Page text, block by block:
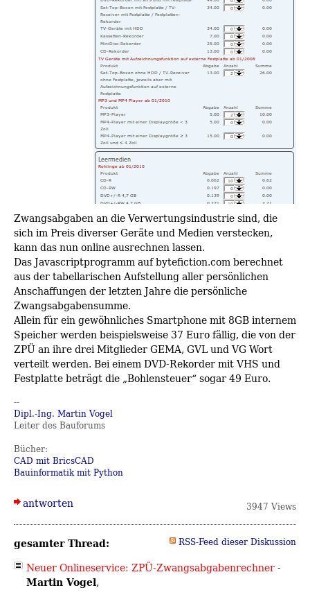
Zwangsabgaben an die Verwertungsindustrie sind, die
sich im Preis diverser Geräte und Medien verstecken,
kann das nun online ausrechnen lassen.
Das Javascriptprogramm auf bytefiction.com berechnet
aus der tabellarischen Aufstellung aller persönlichen
Anschaffungen der letzten Jahre die persönliche
Zwangsabgabensumme.
Allein für ein gewöhnliches Smartphone mit 8GB internem
Speicher werden beispielsweise 37 Euro fällig, die von der
ZPÜ an ihre drei Mitglieder GEMA, GVL und VG Wort
verteilt werden. Bei einem DVD-Rekorder mit VHS und
Festplatte beträgt die „Bohlensteuer“ sogar 49 Euro.
--
Dipl.-Ing. Martin Vogel
Leiter des Bauforums
Bücher:
CAD mit BricsCAD
Bauinformatik mit Python
antworten 3947 Views
gesamter Thread: RSS-Feed dieser Diskussion
Neuer Onlineservice: ZPÜ-Zwangsabgabenrechner-
Martin Vogel,